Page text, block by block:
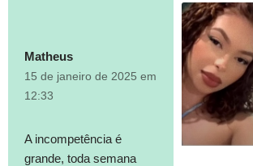
Matheus
15 de janeiro de 2025 em
12:33
A incompetência é
grande, toda semana